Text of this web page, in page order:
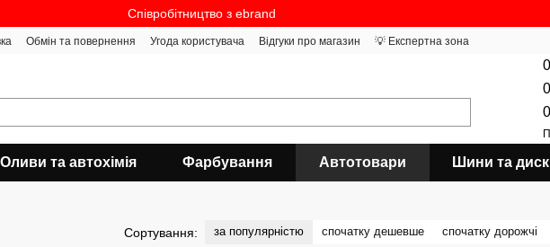
Співробітництво з ebrand
Обмін та повернення Угода користувача Відгуки про магазин 💡 Експертна зона
Оливи та автохімія Фарбування Автотовари Шини та
Сортування: за популярністю спочатку дешевше спочатку дорожчі